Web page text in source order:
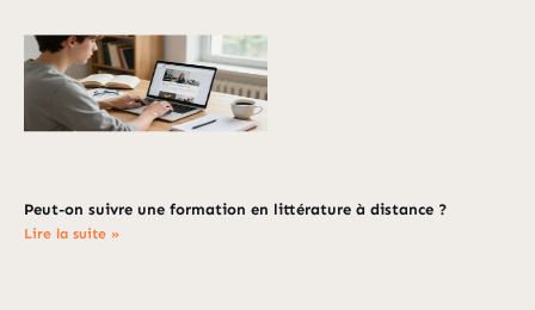
Peut-on suivre une formation en littérature à distance ?
Lire la suite »